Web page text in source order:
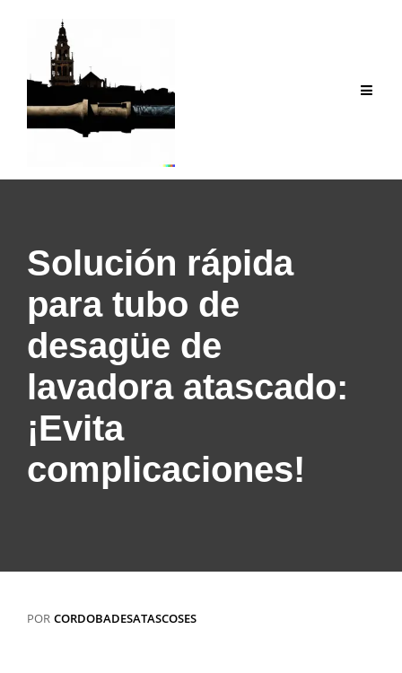
contenido
Solución rápida
para tubo de
desagüe de
lavadora atascado:
¡Evita
complicaciones!
POR CORDOBADESATASCOSES